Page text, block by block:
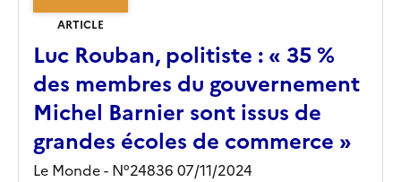
ARTICLE
Luc Rouban, politiste : « 35 %
des membres du gouvernement
Michel Barnier sont issus de
grandes écoles de commerce »
Le Monde - N°24836 07/11/2024